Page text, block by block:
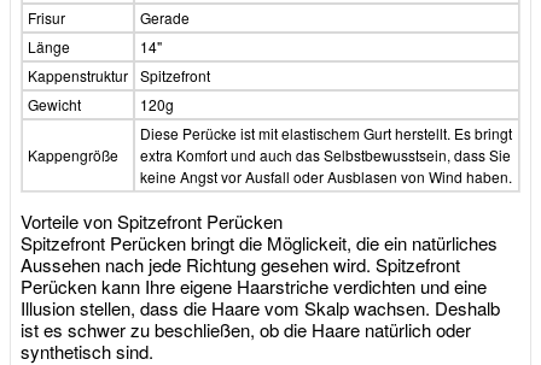
Frisur
Gerade
Länge
14"
Kappenstruktur Spitzefront
Gewicht
120g
Kappengröße
Diese Perücke ist mit elastischem Gurt herstellt. Es bringt
extra Komfort und auch das Selbstbewusstsein, dass Sie
keine Angst vor Ausfall oder Ausblasen von Wind haben.
Vorteile von Spitzefront Perücken
Spitzefront Perücken bringt die Möglickeit, die ein natürliches
Aussehen nach jede Richtung gesehen wird. Spitzefront
Perücken kann Ihre eigene Haarstriche verdichten und eine
Illusion stellen, dass die Haare vom Skalp wachsen. Deshalb
ist es schwer zu beschließen, ob die Haare natürlich oder
synthetisch sind.